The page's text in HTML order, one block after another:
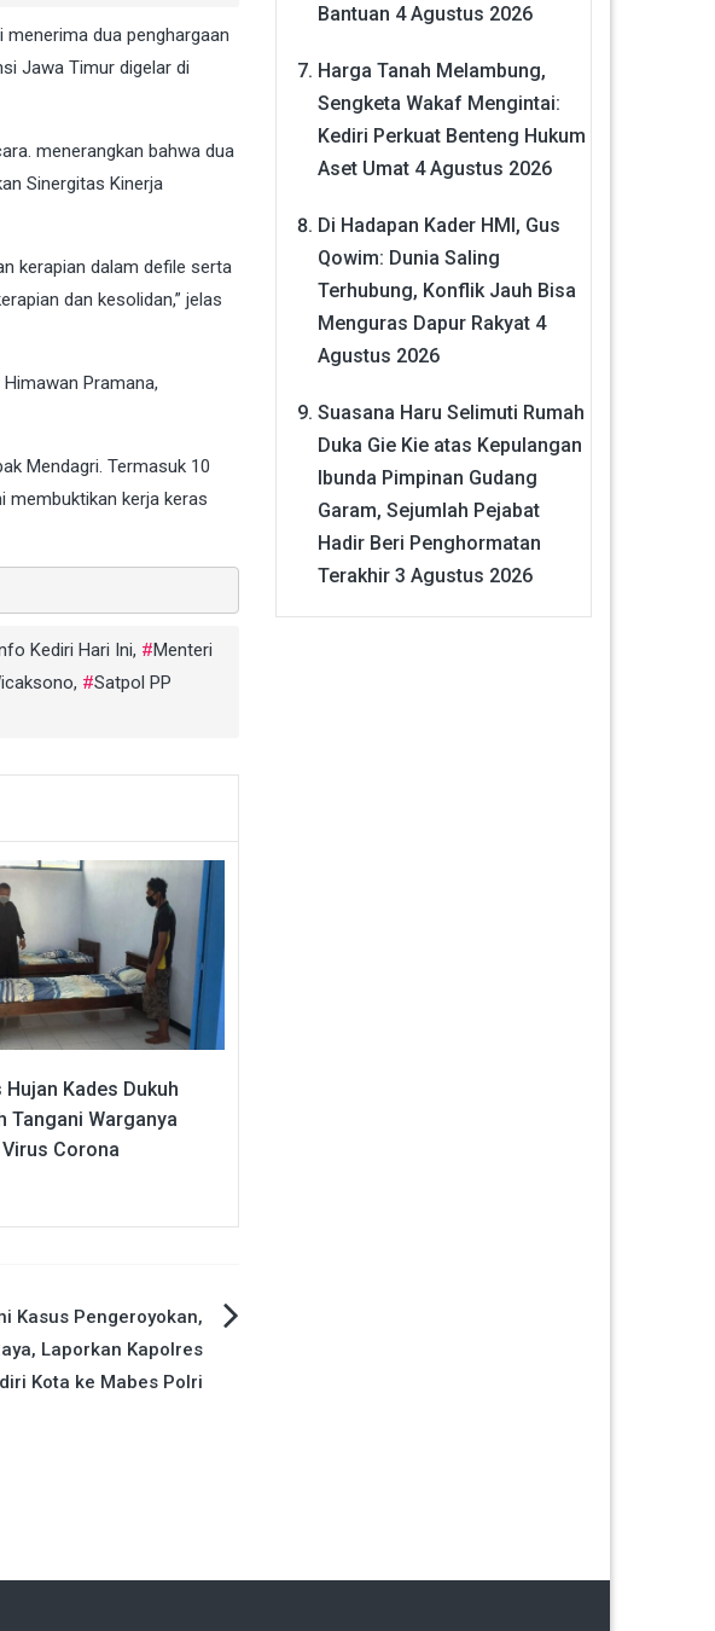
dua penghargaan
Jawa Timur digelar di
menerangkan bahwa dua
Sinergitas Kinerja
kerapian dalam defile serta
dan kesolidan,” jelas
Pramana,
Mendagri. Termasuk 10
membuktikan kerja keras
Kediri Hari Ini,
Menteri
,
Satpol PP
Kades Dukuh
Tangani Warganya
Corona
Kasus Pengeroyokan,
Laporkan Kapolres
Kota ke Mabes Polri
Bantuan 4 Agustus 2026
Harga Tanah Melambung,
Sengketa Wakaf Mengintai:
Kediri Perkuat Benteng Hukum
Aset Umat 4 Agustus 2026
Di Hadapan Kader HMI, Gus
Qowim: Dunia Saling
Terhubung, Konflik Jauh Bisa
Menguras Dapur Rakyat 4
Agustus 2026
Suasana Haru Selimuti Rumah
Duka Gie Kie atas Kepulangan
Ibunda Pimpinan Gudang
Garam, Sejumlah Pejabat
Hadir Beri Penghormatan
Terakhir 3 Agustus 2026